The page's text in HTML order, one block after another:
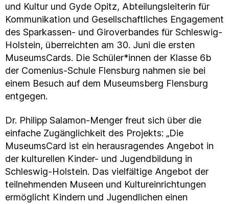
und Kultur und Gyde Opitz, Abteilungsleiterin für
Kommunikation und Gesellschaftliches Engagement
des Sparkassen- und Giroverbandes für Schleswig-
Holstein, überreichten am 30. Juni die ersten
MuseumsCards. Die Schüler*innen der Klasse 6b
der Comenius-Schule Flensburg nahmen sie bei
einem Besuch auf dem Museumsberg Flensburg
entgegen.
Dr. Philipp Salamon-Menger freut sich über die
einfache Zugänglichkeit des Projekts: „Die
MuseumsCard ist ein herausragendes Angebot in
der kulturellen Kinder- und Jugendbildung in
Schleswig-Holstein. Das vielfältige Angebot der
teilnehmenden Museen und Kultureinrichtungen
ermöglicht Kindern und Jugendlichen einen